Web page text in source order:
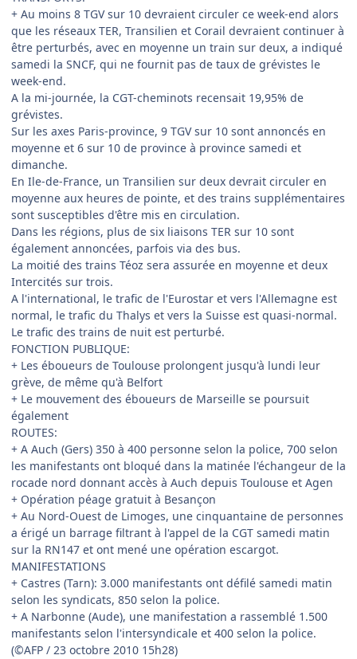
+ Au moins 8 TGV sur 10 devraient circuler ce week-end alors
que les réseaux TER, Transilien et Corail devraient continuer à
être perturbés, avec en moyenne un train sur deux, a indiqué
samedi la SNCF, qui ne fournit pas de taux de grévistes le
week-end.
A la mi-journée, la CGT-cheminots recensait 19,95% de
grévistes.
Sur les axes Paris-province, 9 TGV sur 10 sont annoncés en
moyenne et 6 sur 10 de province à province samedi et
dimanche.
En Ile-de-France, un Transilien sur deux devrait circuler en
moyenne aux heures de pointe, et des trains supplémentaires
sont susceptibles d'être mis en circulation.
Dans les régions, plus de six liaisons TER sur 10 sont
également annoncées, parfois via des bus.
La moitié des trains Téoz sera assurée en moyenne et deux
Intercités sur trois.
A l'international, le trafic de l'Eurostar et vers l'Allemagne est
normal, le trafic du Thalys et vers la Suisse est quasi-normal.
Le trafic des trains de nuit est perturbé.
FONCTION PUBLIQUE:
+ Les éboueurs de Toulouse prolongent jusqu'à lundi leur
grève, de même qu'à Belfort
+ Le mouvement des éboueurs de Marseille se poursuit
également
ROUTES:
+ A Auch (Gers) 350 à 400 personne selon la police, 700 selon
les manifestants ont bloqué dans la matinée l'échangeur de la
rocade nord donnant accès à Auch depuis Toulouse et Agen
+ Opération péage gratuit à Besançon
+ Au Nord-Ouest de Limoges, une cinquantaine de personnes
a érigé un barrage filtrant à l'appel de la CGT samedi matin
sur la RN147 et ont mené une opération escargot.
MANIFESTATIONS
+ Castres (Tarn): 3.000 manifestants ont défilé samedi matin
selon les syndicats, 850 selon la police.
+ A Narbonne (Aude), une manifestation a rassemblé 1.500
manifestants selon l'intersyndicale et 400 selon la police.
(©AFP / 23 octobre 2010 15h28)